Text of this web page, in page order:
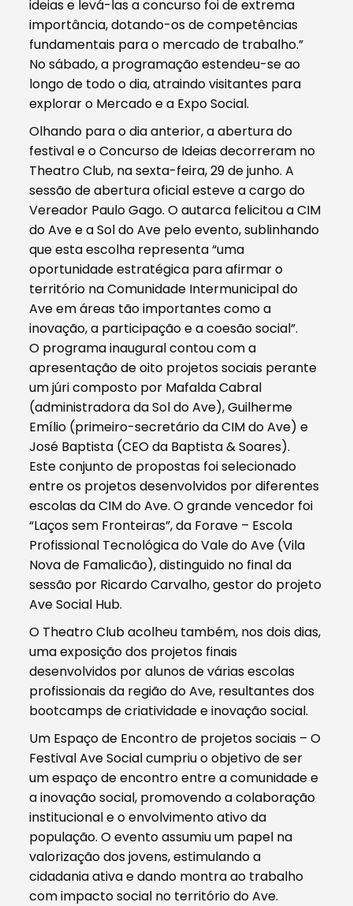
ideias e levá-las a concurso foi de extrema
importância, dotando-os de competências
fundamentais para o mercado de trabalho.”
No sábado, a programação estendeu-se ao
longo de todo o dia, atraindo visitantes para
explorar o Mercado e a Expo Social.
Olhando para o dia anterior, a abertura do
festival e o Concurso de Ideias decorreram no
Theatro Club, na sexta-feira, 29 de junho. A
sessão de abertura oficial esteve a cargo do
Vereador Paulo Gago. O autarca felicitou a CIM
do Ave e a Sol do Ave pelo evento, sublinhando
que esta escolha representa “uma
oportunidade estratégica para afirmar o
território na Comunidade Intermunicipal do
Ave em áreas tão importantes como a
inovação, a participação e a coesão social”.
O programa inaugural contou com a
apresentação de oito projetos sociais perante
um júri composto por Mafalda Cabral
(administradora da Sol do Ave), Guilherme
Emílio (primeiro-secretário da CIM do Ave) e
José Baptista (CEO da Baptista & Soares).
Este conjunto de propostas foi selecionado
entre os projetos desenvolvidos por diferentes
escolas da CIM do Ave. O grande vencedor foi
“Laços sem Fronteiras”, da Forave – Escola
Profissional Tecnológica do Vale do Ave (Vila
Nova de Famalicão), distinguido no final da
sessão por Ricardo Carvalho, gestor do projeto
Ave Social Hub.
O Theatro Club acolheu também, nos dois dias,
uma exposição dos projetos finais
desenvolvidos por alunos de várias escolas
profissionais da região do Ave, resultantes dos
bootcamps de criatividade e inovação social.
Um Espaço de Encontro de projetos sociais – O
Festival Ave Social cumpriu o objetivo de ser
um espaço de encontro entre a comunidade e
a inovação social, promovendo a colaboração
institucional e o envolvimento ativo da
população. O evento assumiu um papel na
valorização dos jovens, estimulando a
cidadania ativa e dando montra ao trabalho
com impacto social no território do Ave.